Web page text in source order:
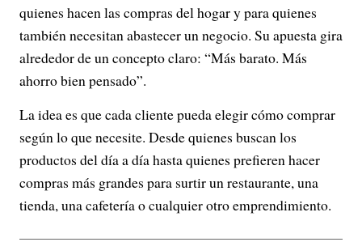
quienes hacen las compras del hogar y para quienes
también necesitan abastecer un negocio. Su apuesta gira
alrededor de un concepto claro: “Más barato. Más
ahorro bien pensado”.
La idea es que cada cliente pueda elegir cómo comprar
según lo que necesite. Desde quienes buscan los
productos del día a día hasta quienes prefieren hacer
compras más grandes para surtir un restaurante, una
tienda, una cafetería o cualquier otro emprendimiento.